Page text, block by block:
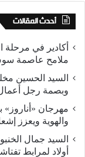
أحدث المقالات
أكادير في
ملامح عاصمة
السيد الحسين
وبصمة رجل
مهرجان «أناروز»
والهوية ويعزز
السيد جمال
أولاد لمرابط